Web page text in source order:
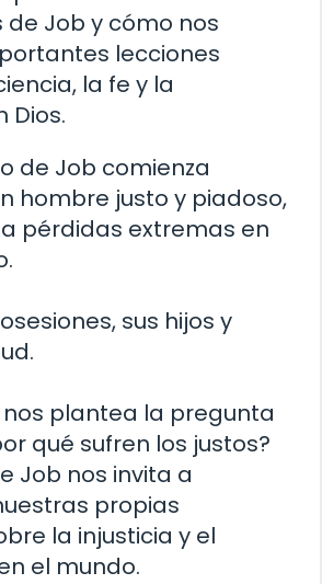
de Job y cómo nos
lecciones
la fe y la
Dios.
de Job comienza
hombre justo y piadoso,
pérdidas extremas en
sus hijos y
nos plantea la pregunta
qué sufren los justos?
Job nos invita a
propias
la injusticia y el
el mundo.